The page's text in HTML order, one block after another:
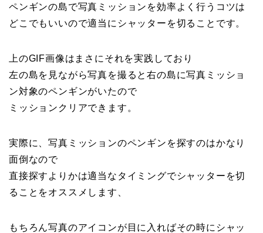
ペンギンの島で写真ミッションを効率よく行うコツは
どこでもいいので適当にシャッターを切ることです。
上のGIF画像はまさにそれを実践しており
左の島を見ながら写真を撮ると右の島に写真ミッショ
ン対象のペンギンがいたので
ミッションクリアできます。
実際に、写真ミッションのペンギンを探すのはかなり
面倒なので
直接探すよりかは適当なタイミングでシャッターを切
ることをオススメします、
もちろん写真のアイコンが目に入ればその時にシャッ